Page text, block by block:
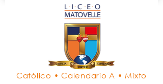
Católico • Calendario A • Mixto